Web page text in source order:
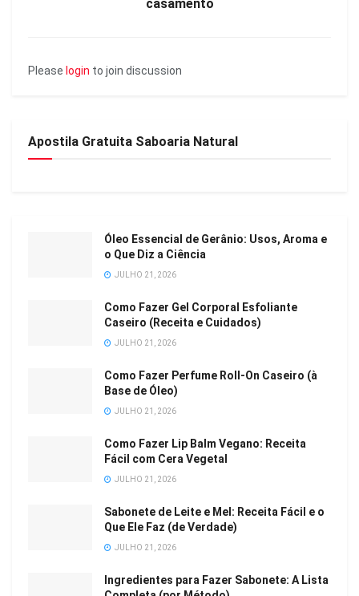
casamento
Please login to join discussion
Apostila Gratuita Saboaria Natural
Óleo Essencial de Gerânio: Usos, Aroma e
o Que Diz a Ciência
JULHO 21, 2026
Como Fazer Gel Corporal Esfoliante
Caseiro (Receita e Cuidados)
JULHO 21, 2026
Como Fazer Perfume Roll-On Caseiro (à
Base de Óleo)
JULHO 21, 2026
Como Fazer Lip Balm Vegano: Receita
Fácil com Cera Vegetal
JULHO 21, 2026
Sabonete de Leite e Mel: Receita Fácil e o
Que Ele Faz (de Verdade)
JULHO 21, 2026
Ingredientes para Fazer Sabonete: A Lista